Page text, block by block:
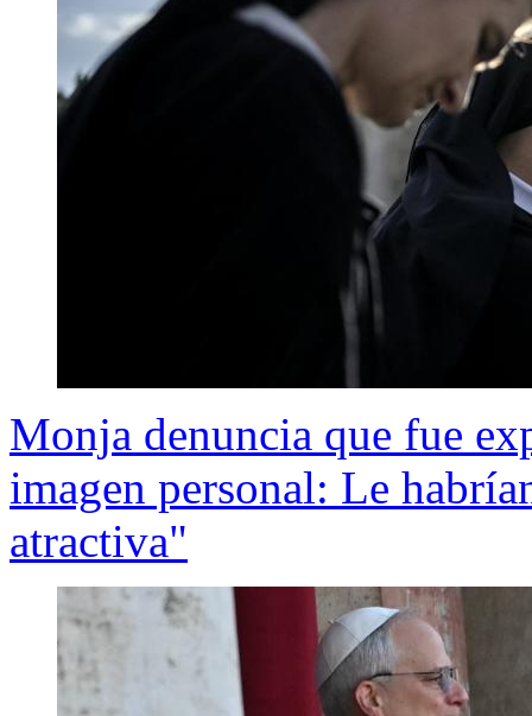
Monja denuncia que fue
imagen personal: Le
atractiva"